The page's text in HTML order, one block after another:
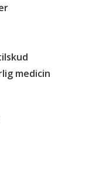
medicin